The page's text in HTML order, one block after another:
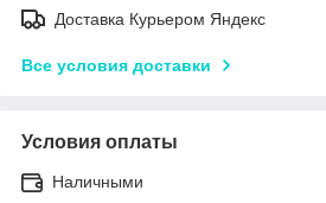
Доставка Курьером Яндекс
Все условия доставки
Условия оплаты
Наличными